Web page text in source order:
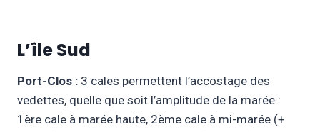
L’île Sud
Port-Clos : 3 cales permettent l’accostage des
vedettes, quelle que soit l’amplitude de la marée :
1ère cale à marée haute, 2ème cale à mi-marée (+